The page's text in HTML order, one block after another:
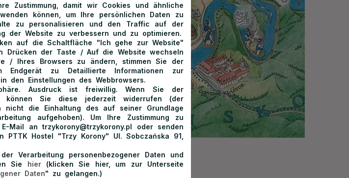
Zustimmung, damit wir Cookies und ähnliche
können, um Ihre persönlichen Daten zu
zu personalisieren und den Traffic auf der
der Website zu verbessern und zu optimieren.
auf die Schaltfläche "Ich gehe zur Website"
Drücken der Taste / Auf die Website wechseln
/ Ihres Browsers zu ändern, stimmen Sie der
Endgerät zu Detaillierte Informationen zur
den Einstellungen des Webbrowsers.
Ausdruck ist freiwillig. Wenn Sie der
können Sie diese jederzeit widerrufen (der
die Einhaltung des auf seiner Grundlage
aufgehoben). Um Ihre Zustimmung zu
Mail an trzykorony@trzykorony.pl oder senden
Hostel "Trzy Korony" Ul. Sobczańska 91,
Verarbeitung personenbezogener Daten und
Sie hier (klicken Sie hier, um zur Unterseite
Daten" zu gelangen.)